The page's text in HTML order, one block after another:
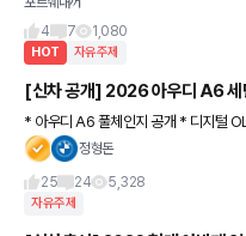
4
7 1,080
HOT 자유주제
[신차 공개] 2026 아우디 A6 세
* 아우디 A6 풀체인지 공개 * 디지털
공기저항계수 최고 수준 0.23cd * 최신 마일
정형돈
25
24 5,328
자유주제